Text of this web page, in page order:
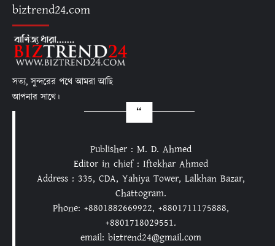
biztrend24.com
সত্য, সুন্দরের পথে আমরা আছি
আপনার সাথে।
Publisher : M. D. Ahmed
Editor in chief : Iftekhar Ahmed
Address : 335, CDA, Yahiya Tower, Lalkhan Bazar,
Chattogram.
Phone: +8801882669922, +8801711175888,
+8801718029551.
email: biztrend24@gmail.com